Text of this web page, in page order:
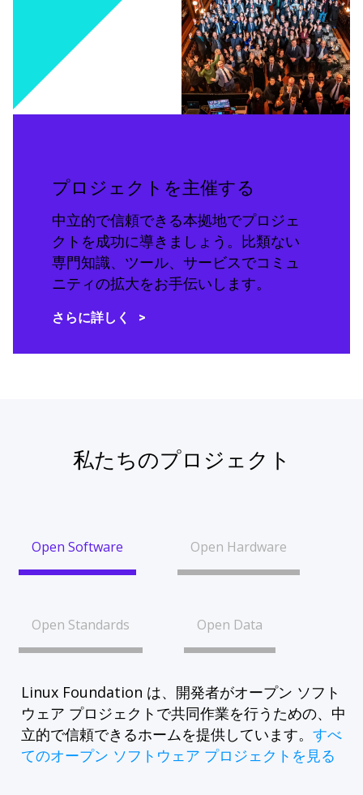
プロジェクトを主催する
中立的で信頼できる本拠地でプロジェ
クトを成功に導きましょう。比類ない
専門知識、ツール、サービスでコミュ
ニティの拡大をお手伝いします。
さらに詳しく
私たちのプロジェクト
Open Software Open Hardware
Open Standards Open Data
Linux Foundation は、開発者がオープン ソフト
ウェア プロジェクトで共同作業を行うための、中
立的で信頼できるホームを提供しています。 すべ
てのオープン ソフトウェア プロジェクトを見る